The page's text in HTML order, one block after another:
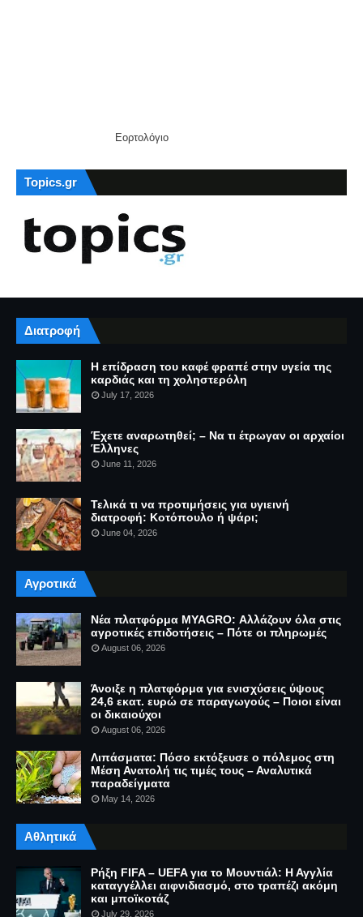
Εορτολόγιο
Topics.gr
Διατροφή
Η επίδραση του καφέ φραπέ στην υγεία της
καρδιάς και τη χοληστερόλη
July 17, 2026
Έχετε αναρωτηθεί; – Να τι έτρωγαν οι αρχαίοι
Έλληνες
June 11, 2026
Τελικά τι να προτιμήσεις για υγιεινή
διατροφή: Κοτόπουλο ή ψάρι;
June 04, 2026
Αγροτικά
Νέα πλατφόρμα MYAGRO: Αλλάζουν όλα στις
αγροτικές επιδοτήσεις – Πότε οι πληρωμές
August 06, 2026
Άνοιξε η πλατφόρμα για ενισχύσεις ύψους
24,6 εκατ. ευρώ σε παραγωγούς – Ποιοι είναι
οι δικαιούχοι
August 06, 2026
Λιπάσματα: Πόσο εκτόξευσε ο πόλεμος στη
Μέση Ανατολή τις τιμές τους – Αναλυτικά
παραδείγματα
May 14, 2026
Αθλητικά
Ρήξη FIFA – UEFA για το Μουντιάλ: Η Αγγλία
καταγγέλλει αιφνιδιασμό, στο τραπέζι ακόμη
και μποϊκοτάζ
July 29, 2026